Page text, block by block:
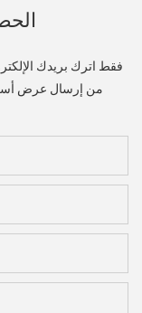
فقط اترك بريدك
من إرسال عرض